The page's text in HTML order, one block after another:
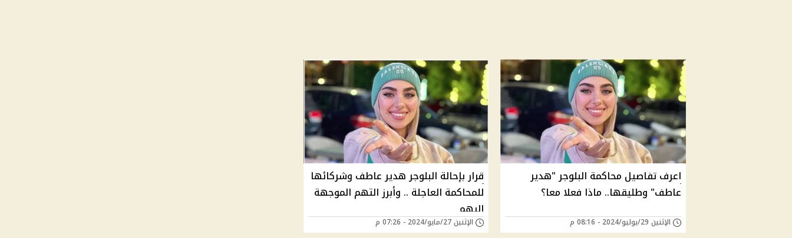
اعرف تفاصيل محاكمة البلوجر "هدير
عاطف" وطليقها.. ماذا فعلا معا؟
الإثنين 29/يوليو/2024 - 08:16 م
قرار بإحالة البلوجر هدير عاطف وشركائها
للمحاكمة العاجلة .. وأبرز التهم الموجهة
إليهم
الإثنين 27/مايو/2024 - 07:26 م